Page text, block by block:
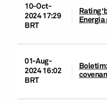
10-Oct-
2024 17:29
BRT
Rating
Energia
01-Aug-
2024 16:02
BRT